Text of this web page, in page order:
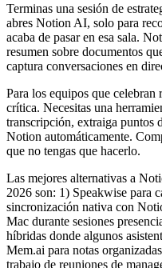
Terminas una sesión de
abres Notion AI, solo para
acaba de pasar en esa sala.
resumen sobre documentos
captura conversaciones en
Para los equipos que celebran
crítica. Necesitas una
transcripción, extraiga puntos
Notion automáticamente.
que no tengas que hacerlo.
Las mejores alternativas a
2026 son: 1) Speakwise para
sincronización nativa con
Mac durante sesiones
híbridas donde algunos
Mem.ai para notas
trabajo de reuniones de